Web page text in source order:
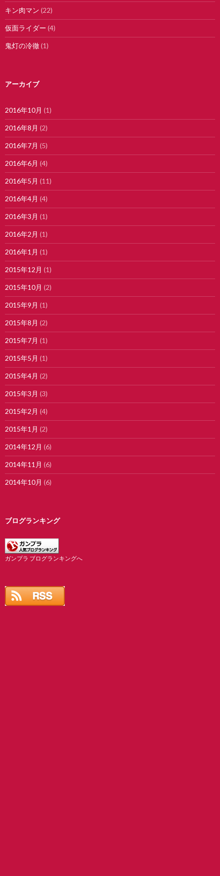
キン肉マン (22)
仮面ライダー (4)
鬼灯の冷徹(1)
アーカイブ
2016年10月 (1)
2016年8月 (2)
2016年7月 (5)
2016年6月 (4)
2016年5月 (11)
2016年4月 (4)
2016年3月 (1)
2016年2月 (1)
2016年1月 (1)
2015年12月 (1)
2015年10月 (2)
2015年9月 (1)
2015年8月 (2)
2015年7月 (1)
2015年5月 (1)
2015年4月 (2)
2015年3月 (3)
2015年2月 (4)
2015年1月 (2)
2014年12月 (6)
2014年11月 (6)
2014年10月 (6)
ブログランキング
ガンプラ ブログランキングへ